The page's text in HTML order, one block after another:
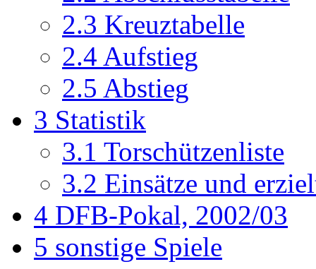
2.3 Kreuztabelle
2.4 Aufstieg
2.5 Abstieg
3 Statistik
3.1 Torschützenliste
3.2 Einsätze und
4 DFB-Pokal, 2002/03
5 sonstige Spiele